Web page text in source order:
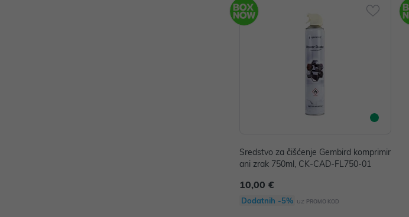
Sredstvo za čišćenje Gembird komprimir
ani zrak 750ml, CK-CAD-FL750-01
10,00 €
Dodatnih -5% uz PROMO KOD